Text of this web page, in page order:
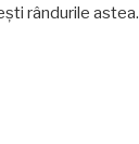
rândurile astea.